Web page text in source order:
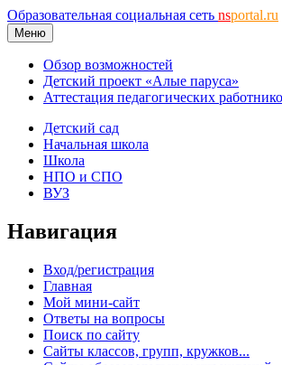
Образовательная социальная сеть nsportal.ru
Меню
Обзор возможностей
Детский проект «Алые паруса»
Аттестация педагогических
Детский сад
Начальная школа
Школа
НПО и СПО
ВУЗ
Навигация
Вход/регистрация
Главная
Мой мини-сайт
Ответы на вопросы
Поиск по сайту
Сайты классов, групп, кружков...